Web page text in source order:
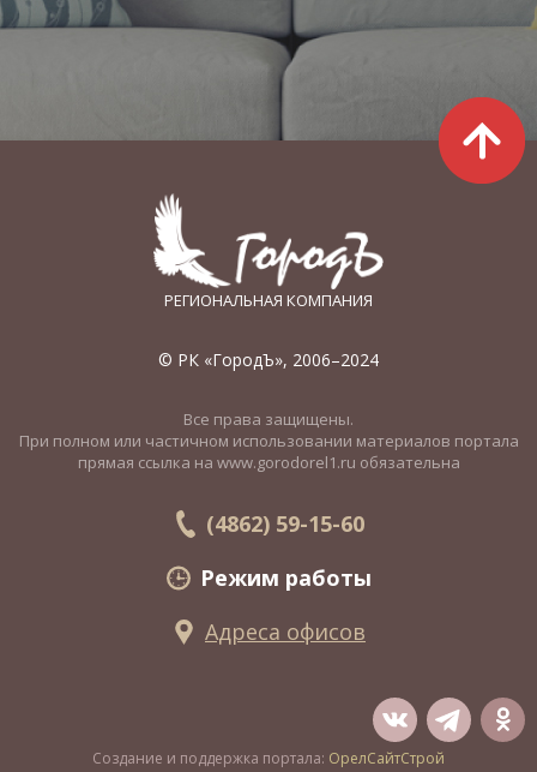
РЕГИОНАЛЬНАЯ КОМПАНИЯ
© РК «ГородЪ», 2006–2024
Все права защищены.
При полном или частичном использовании материалов портала
прямая ссылка на www.gorodorel1.ru обязательна
(4862) 59-15-60
Режим работы
Адреса офисов
Создание и поддержка портала: ОрелСайтСтрой